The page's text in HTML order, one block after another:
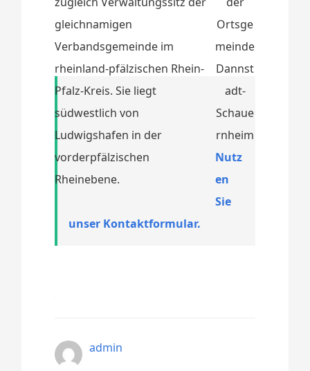
gleichnamigen
Verbandsgemeinde im
rheinland-pfälzischen Rhein-
Pfalz-Kreis. Sie liegt
südwestlich von
Ludwigshafen in der
vorderpfälzischen
Rheinebene.
Nutz
en
Sie
unser Kontaktformular.
admin